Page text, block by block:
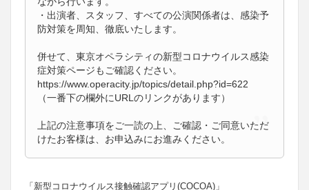
・出演者、スタッフ、すべての公演関係者は、感染予
防対策を周知、徹底いたします。
併せて、東京オペラシティの新型コロナウイルス感染
症対策ページもご確認ください。
https://www.operacity.jp/topics/detail.php?id=622
（一番下の欄外にURLのリンクがあります）
上記の注意事項をご一読の上、ご確認・ご同意いただ
けたお客様は、お申込みにお進みください。
「新型コロナウイルス接触確認アプリ(COCOA)」